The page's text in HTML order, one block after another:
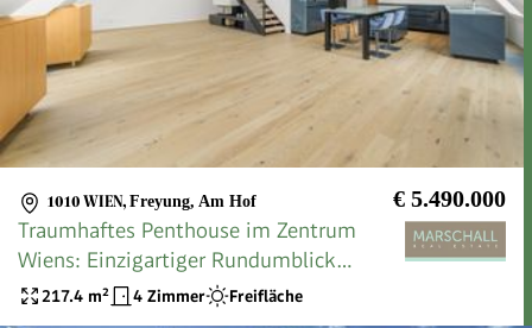
1010 WIEN, Freyung, Am Hof € 5.490.000
Traumhaftes Penthouse im Zentrum
Wiens: Einzigartiger Rundumblick
inklusive
217.4 m² 4 Zimmer Freifläche